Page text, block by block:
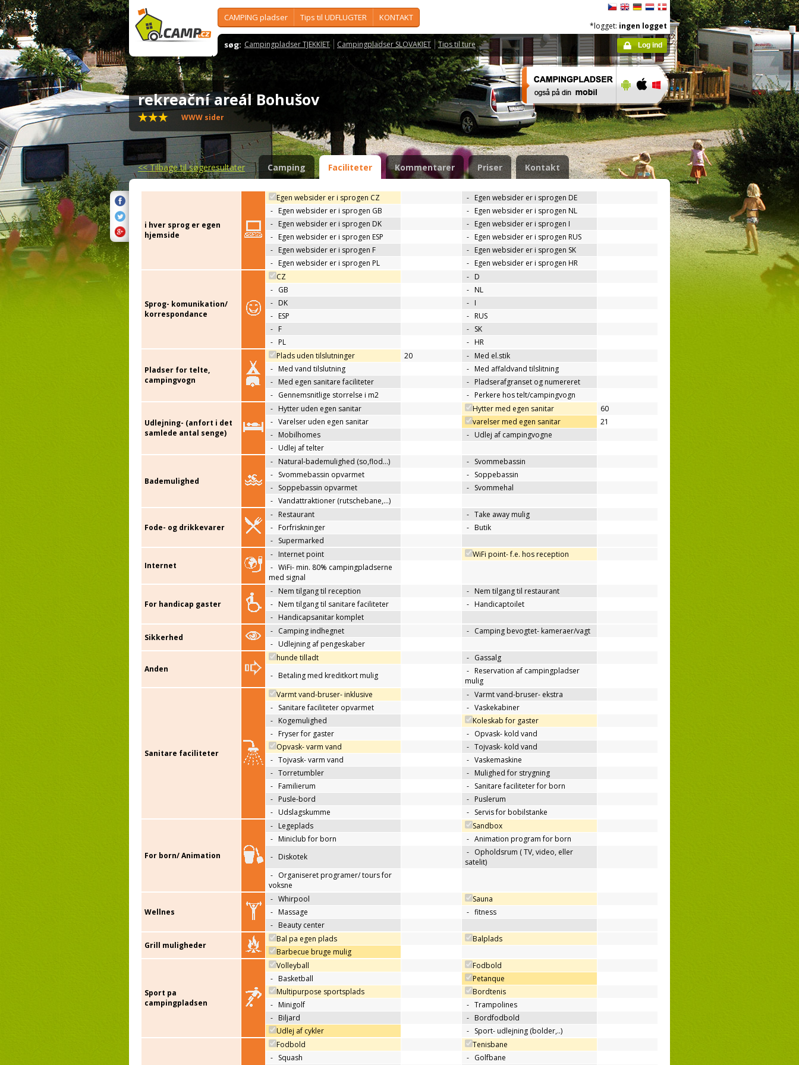
CAMPING pladser Tips til UDFLUGTER KONTAKT
søg: Campingpladser TJEKKIET Campingpladser SLOVAKIET Tips til ture
*logget: ingen logget
Log ind
rekreační areál Bohušov
WWW sider
<<Tilbage til søgeresultater Camping Faciliteter Kommentarer Priser Kontakt
i hver sprog er egen
hjemside
Egen websider er i sprogen CZ - Egen websider er i sprogen DE
- Egen websider er i sprogen GB - Egen websider er i sprogen NL
- Egen websider er i sprogen DK - Egen websider er i sprogen I
- Egen websider er i sprogen ESP - Egen websider er i sprogen RUS
- Egen websider er i sprogen F - Egen websider er i sprogen SK
- Egen websider er i sprogen PL - Egen websider er i sprogen HR
Sprog- komunikation/
korrespondance
CZ - D
- GB - NL
- DK - I
- ESP - RUS
- F - SK
- PL - HR
Pladser for telte,
campingvogn
Plads uden tilslutninger 20 - Med el.stik
- Med vand tilslutning - Med affaldvand tilslitning
- Med egen sanitare faciliteter - Pladserafgranset og numereret
- Gennemsnitlige storrelse i m2 - Perkere hos telt/campingvogn
Udlejning- (anfort i det
samlede antal senge)
- Hytter uden egen sanitar Hytter med egen sanitar
60
- Varelser uden egen sanitar varelser med egen sanitar
21
- Mobilhomes - Udlej af campingvogne
- Udlej af telter
Bademulighed
- Natural-bademulighed (so,flod...) - Svommebassin
- Svommebassin opvarmet - Soppebassin
- Soppebassin opvarmet - Svommehal
- Vandattraktioner (rutschebane,…)
Fode- og drikkevarer
- Restaurant - Take away mulig
- Forfriskninger - Butik
- Supermarked
Internet
- Internet point
WiFi point- f.e. hos reception
- WiFi- min. 80% campingpladserne
med signal
For handicap gaster
- Nem tilgang til reception - Nem tilgang til restaurant
- Nem tilgang til sanitare faciliteter - Handicaptoilet
- Handicapsanitar komplet
Sikkerhed
- Camping indhegnet - Camping bevogtet- kameraer/vagt
- Udlejning af pengeskaber
Anden
hunde tilladt - Gassalg
- Betaling med kreditkort mulig - Reservation af campingpladser
mulig
Sanitare faciliteter
Varmt vand-bruser- inklusive - Varmt vand-bruser- ekstra
- Sanitare faciliteter opvarmet - Vaskekabiner
- Kogemulighed
Koleskab for gaster
- Fryser for gaster - Opvask- kold vand
Opvask- varm vand
- Tojvask- kold vand
- Tojvask- varm vand - Vaskemaskine
- Torretumbler - Mulighed for strygning
- Familierum - Sanitare faciliteter for born
- Pusle-bord - Puslerum
- Udslagskumme - Servis for bobilstanke
For born/ Animation
- Legeplads
Sandbox
- Miniclub for born - Animation program for born
- Diskotek - Opholdsrum ( TV, video, eller
satelit)
- Organiseret programer/ tours for
voksne
Wellnes
- Whirpool
Sauna
- Massage - fitness
- Beauty center
Grill muligheder
Bal pa egen plads
Balplads
Barbecue bruge mulig
Sport pa
campingpladsen
Volleyball
Fodbold
- Basketball
Petanque
Multipurpose sportsplads
Bordtenis
- Minigolf - Trampolines
- Biljard - Bordfodbold
Udlej af cykler
- Sport- udlejning (bolder,..)
Fodbold
Tenisbane
- Squash - Golfbane